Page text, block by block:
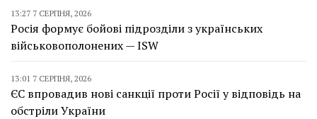
13:27 7 СЕРПНЯ, 2026
Росія формує бойові підрозділи з українських
військовополонених — ISW
13:01 7 СЕРПНЯ, 2026
ЄС впровадив нові санкції проти Росії у відповідь на
обстріли України